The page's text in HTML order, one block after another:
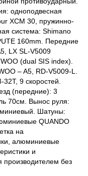
одноподвесная
XCM 30, пружинно-
система: Shimano
160mm. Передние
LX SL-V5009
(dual SIS index).
– A5, RD-V5009-L.
9 скоростей.
(передние): 3
70см. Вынос руля:
Шатуны:
QUANDO
на
алюминиевые
и
производителем без